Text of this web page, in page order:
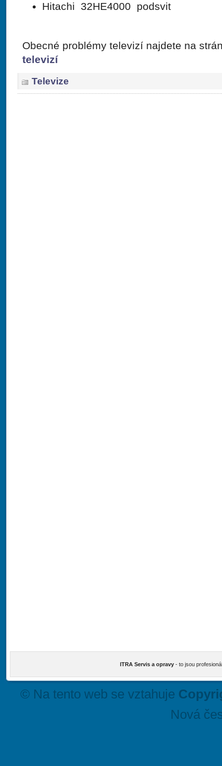
Hitachi 32HE4000 podsvit
Obecné problémy televizí najdete na
televizí
Televize
ITRA Servis a opravy- to jsou
© Na tento web se vztahuje
Nová